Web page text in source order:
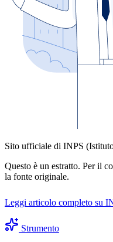
Sito ufficiale di INPS
Questo è un estratto. Per il
la fonte originale.
Leggi articolo completo su
Strumento